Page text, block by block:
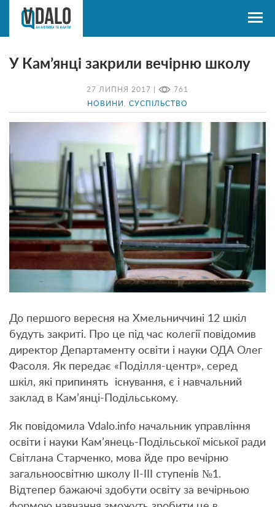
27 ЛИПНЯ 2017 | 761
НОВИНИ СУСПІЛЬСТВО
У Кам’янці закрили вечірню школу
До першого вересня на Хмельниччині 12 шкіл
будуть закриті. Про це під час колегії повідомив
директор Департаменту освіти і науки ОДА Олег
Фасоля. Як передає «Поділля-центр», серед
шкіл, які припинять існування, є і навчальний
заклад в Кам’янці-Подільському.
Як повідомила Vdalo.info начальник управління
освіти і науки Кам’янець-Подільської міської ради
Світлана Старченко, мова йде про вечірню
загальноосвітню школу ІІ-ІІІ ступенів №1.
Відтепер бажаючі здобути освіту за вечірньою